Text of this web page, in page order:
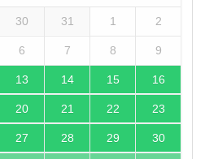
30 31 1 2
6 7 8 9
13 14 15 16
20 21 22 23
27 28 29 30